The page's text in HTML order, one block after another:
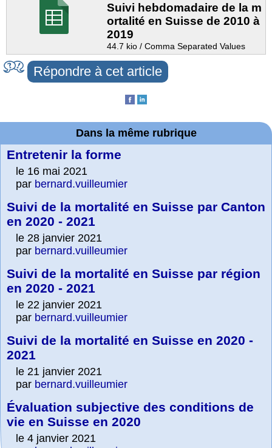
Suivi hebdomadaire de la m
ortalité en Suisse de 2010 à
2019
44.7 kio / Comma Separated Values
Répondre à cet article
Dans la même rubrique
Entretenir la forme
le 16 mai 2021
par bernard.vuilleumier
Suivi de la mortalité en Suisse par Canton
en 2020 - 2021
le 28 janvier 2021
par bernard.vuilleumier
Suivi de la mortalité en Suisse par région
en 2020 - 2021
le 22 janvier 2021
par bernard.vuilleumier
Suivi de la mortalité en Suisse en 2020 -
2021
le 21 janvier 2021
par bernard.vuilleumier
Évaluation subjective des conditions de
vie en Suisse en 2020
le 4 janvier 2021